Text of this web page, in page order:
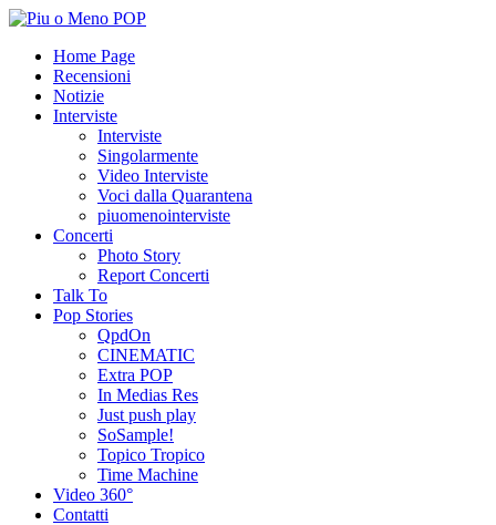
Home Page
Recensioni
Notizie
Interviste
Interviste
Singolarmente
Video Interviste
Voci dalla Quarantena
piuomenointerviste
Concerti
Photo Story
Report Concerti
Talk To
Pop Stories
QpdOn
CINEMATIC
Extra POP
In Medias Res
Just push play
SoSample!
Topico Tropico
Time Machine
Video 360°
Contatti